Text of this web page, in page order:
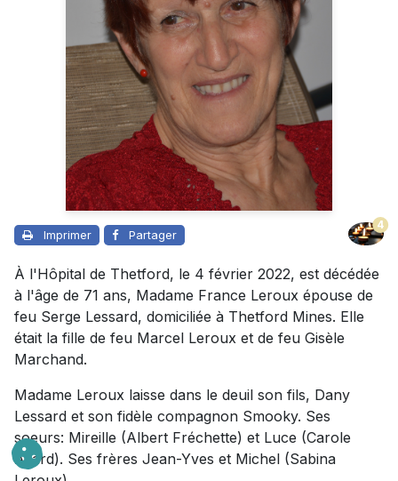
Imprimer Partager
4
À l'Hôpital de Thetford, le 4 février 2022, est décédée
à l'âge de 71 ans, Madame France Leroux épouse de
feu Serge Lessard, domiciliée à Thetford Mines. Elle
était la fille de feu Marcel Leroux et de feu Gisèle
Marchand.
Madame Leroux laisse dans le deuil son fils, Dany
Lessard et son fidèle compagnon Smooky. Ses
soeurs: Mireille (Albert Fréchette) et Luce (Carole
Allard). Ses frères Jean-Yves et Michel (Sabina